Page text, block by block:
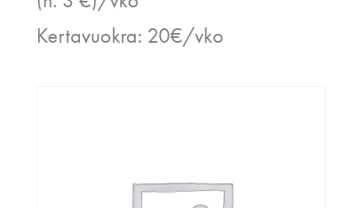
Kertavuokra: 20€/vko